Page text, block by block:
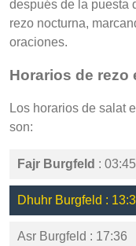
después de la puesta
rezo nocturna,
oraciones.
Horarios de rezo
Los horarios de salat
son:
Fajr Burgfeld : 03:45
Dhuhr Burgfeld :
Asr Burgfeld : 17:36